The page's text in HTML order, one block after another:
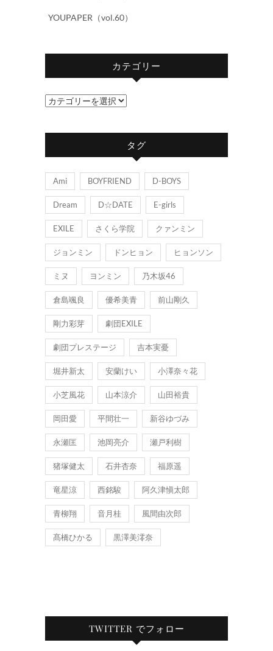
YOUPAPER（vol.60）
カテゴリー
カ
ゴ
タグ
Ami BOYFRIEND D-BOYS
Dream D☆DATE E-girls
EXILE さくら学院 クァンミン
ジョンミン ドンヒョン ヒョンソン
ミヌ ヨンミン 乃木坂46
倉島颯良 優希美青 前山剛久
剛力彩芽 劇団EXILE
劇団プレステージ 吉本実憂
堀井新太 安蘭けい 小澤奈々花
小芝風花 山本涼介 山田裕貴
岡田愛 平間壮一 新谷ゆづみ
永瀬匡 池岡亮介 瀬戸利樹
猪塚健太 石井杏奈 福原遥
竜星涼 西銘駿 阿久津愼太郎
青柳翔 音月桂 風間由次郎
髙橋ひかる 黒澤美澪奈
TWITTER でフォロー